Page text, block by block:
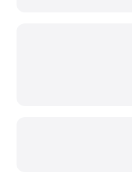
ove raznolike zemlje. Bilo
u nacionalnom parku,
okruženi čudima prirode.